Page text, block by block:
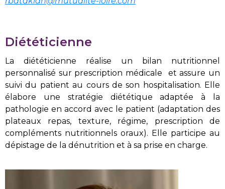
Diététicienne
La diététicienne réalise un bilan nutritionnel
personnalisé sur prescription médicale et assure un
suivi du patient au cours de son hospitalisation. Elle
élabore une stratégie diététique adaptée à la
pathologie en accord avec le patient (adaptation des
plateaux repas, texture, régime, prescription de
compléments nutritionnels oraux). Elle participe au
dépistage de la dénutrition et à sa prise en charge.